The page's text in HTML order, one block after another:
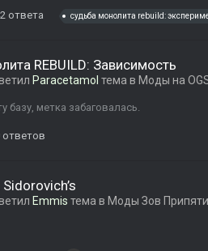
ответа судьба монолита rebuild:
REBUILD: Зависимость
Paracetamol тема в Моды на
базу, метка забаговалась.
ответов
Emmis тема в Моды Зов Припяти